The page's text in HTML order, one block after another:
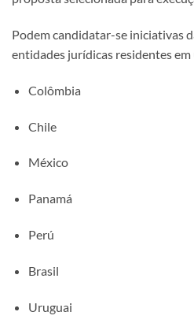
Podem candidatar-se iniciativas
entidades jurídicas residentes em
Colômbia
Chile
México
Panamá
Perú
Brasil
Uruguai